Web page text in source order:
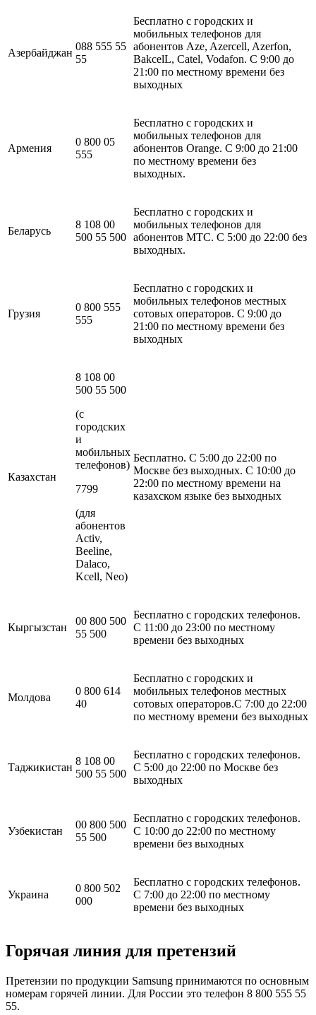
Азербайджан
088 555 55
55
Бесплатно с городских и
мобильных телефонов для
абонентов Aze, Azercell, Azerfon,
BakcelL, Catel, Vodafon. C 9:00 до
21:00 по местному времени без
выходных
Армения
0 800 05
555
Бесплатно с городских и
мобильных телефонов для
абонентов Orange. C 9:00 до 21:00
по местному времени без
выходных.
Беларусь
8 108 00
500 55 500
Бесплатно с городских и
мобильных телефонов для
абонентов МТС. С 5:00 до 22:00 без
выходных.
Грузия
0 800 555
555
Бесплатно с городских и
мобильных телефонов местных
сотовых операторов. C 9:00 до
21:00 по местному времени без
выходных
Казахстан
8 108 00
500 55 500
(с
городских
и
мобильных
телефонов)
7799
(для
абонентов
Activ,
Beeline,
Dalaco,
Kcell, Neo)
Бесплатно. С 5:00 до 22:00 по
Москве без выходных. C 10:00 до
22:00 по местному времени на
казахском языке без выходных
Кыргызстан
00 800 500
55 500
Бесплатно с городских телефонов.
C 11:00 до 23:00 по местному
времени без выходных
Молдова
0 800 614
40
Бесплатно с городских и
мобильных телефонов местных
сотовых операторов.C 7:00 до 22:00
по местному времени без выходных
Таджикистан
8 108 00
500 55 500
Бесплатно с городских телефонов.
С 5:00 до 22:00 по Москве без
выходных
Узбекистан
00 800 500
55 500
Бесплатно с городских телефонов.
C 10:00 до 22:00 по местному
времени без выходных
Украина
0 800 502
000
Бесплатно с городских телефонов.
C 7:00 до 22:00 по местному
времени без выходных
Горячая линия для претензий
Претензии по продукции Samsung принимаются по основным
номерам горячей линии. Для России это телефон 8 800 555 55
55.